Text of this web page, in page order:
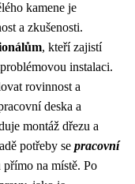
kamene je
a zkušenosti.
, kteří zajistí
instalaci.
rovinnost a
deska a
montáž dřezu a
potřeby se pracovní
na místě. Po